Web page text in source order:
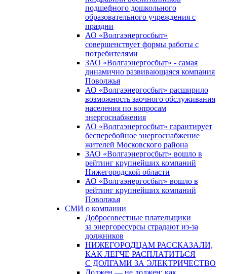
подшефного дошкольного
образовательного учреждения с
праздни
АО «Волгаэнергосбыт»
совершенствует формы работы с
потребителями
ЗАО «Волгаэнергосбыт» - самая
динамично развивающаяся компания
Поволжья
АО «Волгаэнергосбыт» расширило
возможность заочного обслуживания
населения по вопросам
энергоснабжения
АО «Волгаэнергосбыт» гарантирует
бесперебойное энергоснабжение
жителей Московского района
ЗАО «Волгаэнергосбыт» вошло в
рейтинг крупнейших компаний
Нижегородской области
АО «Волгаэнергосбыт» вошло в
рейтинг крупнейших компаний
Поволжья
СМИ о компании
Добросовестные плательщики
за энергоресурсы страдают из-за
должников
НИЖЕГОРОДЦАМ РАССКАЗАЛИ,
КАК ЛЕГЧЕ РАСПЛАТИТЬСЯ
С ДОЛГАМИ ЗА ЭЛЕКТРИЧЕСТВО